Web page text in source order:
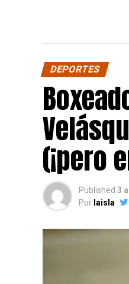
DEPORTES
(¡pero
Published 3
Por laisla